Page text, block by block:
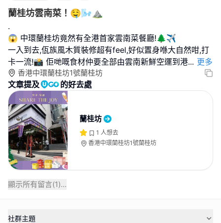
蘭桂坊雲南菜！🤤🌬️⛰️
.
😱 中環蘭桂坊竟然有全港首家雲南菜餐廳!🌲✈️
一入到去,佤族風木質裝修超有feel,好似置身喺大自然咁,打
卡一流!📸 佢哋嘅食材仲要全部由雲南新鮮空運到港... 更多
香港中環蘭桂坊1號蘭桂坊
文章提及 的好去處
蘭桂坊
1 人想去
香港中環蘭桂坊1號蘭桂坊
顯示所有留言(1)...
社群主題